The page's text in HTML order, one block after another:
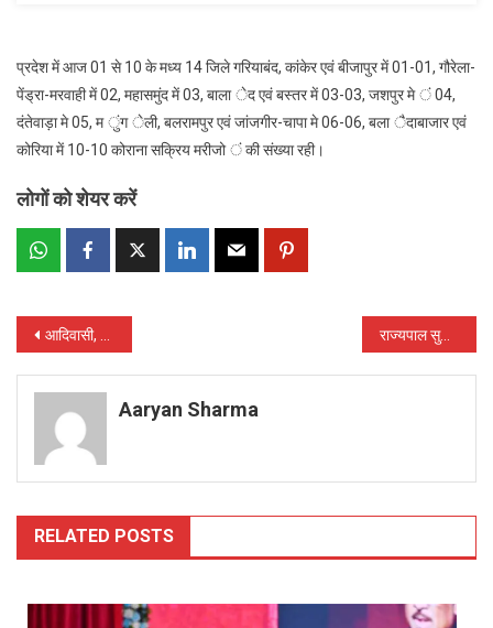
प्रदेश में आज 01 से 10 के मध्य 14 जिले गरियाबंद, कांकेर एवं बीजापुर में 01-01, गौरेला-
पेंड्रा-मरवाही में 02, महासमुंद में 03, बाला ेद एवं बस्तर में 03-03, जशपुर मे ं 04,
दंतेवाड़ा मे 05, म ुंग ेली, बलरामपुर एवं जांजगीर-चापा मे 06-06, बला ैदाबाजार एवं
कोरिया में 10-10 कोराना सक्रिय मरीजो ं की संख्या रही।
लोगों को शेयर करें
Post
navigation
आदिवासी, किसान, मजदूर और महिलाओं की आर्थिक स्थिति को मजबूत बनाने राज्य सरकार द्वारा विभिन्न योजनाओं का क्रियान्वयन राज्यपाल सुश्री अनुसुईया उइके ने अंतर्राष्ट्रीय योग दिवस की दी बधाई
Aaryan Sharma
RELATED POSTS